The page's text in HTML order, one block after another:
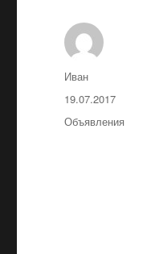
Автор
Иван
Опубликовано
19.07.2017
Рубрики
Объявления